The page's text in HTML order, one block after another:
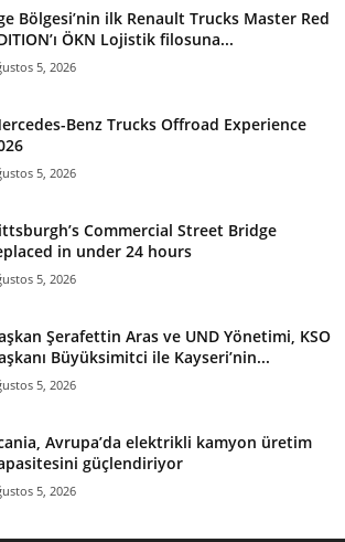
Bölgesi’nin ilk Renault Trucks Master Red
ÖKN Lojistik filosuna...
5, 2026
Benz Trucks Offroad Experience
5, 2026
Commercial Street Bridge
in under 24 hours
5, 2026
Şerafettin Aras ve UND Yönetimi, KSO
Büyüksimitci ile Kayseri’nin...
5, 2026
Avrupa’da elektrikli kamyon üretim
güçlendiriyor
5, 2026